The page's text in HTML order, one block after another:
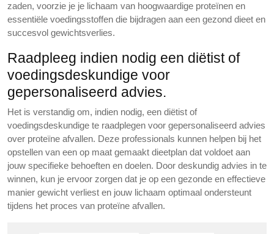
zaden, voorzie je je lichaam van hoogwaardige proteïnen en
essentiële voedingsstoffen die bijdragen aan een gezond dieet en
succesvol gewichtsverlies.
Raadpleeg indien nodig een diëtist of
voedingsdeskundige voor
gepersonaliseerd advies.
Het is verstandig om, indien nodig, een diëtist of
voedingsdeskundige te raadplegen voor gepersonaliseerd advies
over proteïne afvallen. Deze professionals kunnen helpen bij het
opstellen van een op maat gemaakt dieetplan dat voldoet aan
jouw specifieke behoeften en doelen. Door deskundig advies in te
winnen, kun je ervoor zorgen dat je op een gezonde en effectieve
manier gewicht verliest en jouw lichaam optimaal ondersteunt
tijdens het proces van proteïne afvallen.